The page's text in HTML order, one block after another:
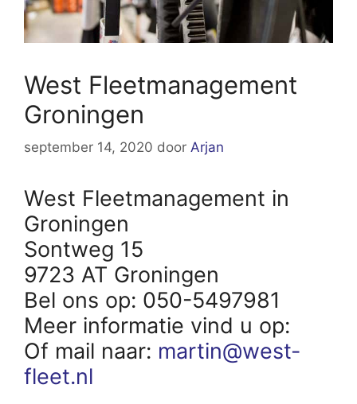
West Fleetmanagement
Groningen
september 14, 2020 door Arjan
West Fleetmanagement in
Groningen
Sontweg 15
9723 AT Groningen
Bel ons op: 050-5497981
Meer informatie vind u op:
Of mail naar: martin@west-
fleet.nl